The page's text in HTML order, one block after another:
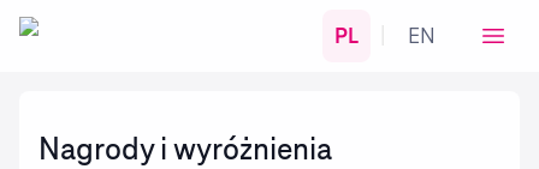
PL EN
Nagrody i wyróżnienia